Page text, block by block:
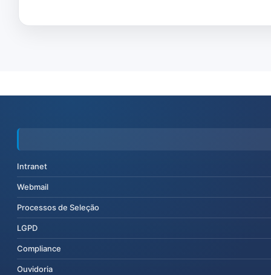
Intranet
Webmail
Processos de Seleção
LGPD
Compliance
Ouvidoria